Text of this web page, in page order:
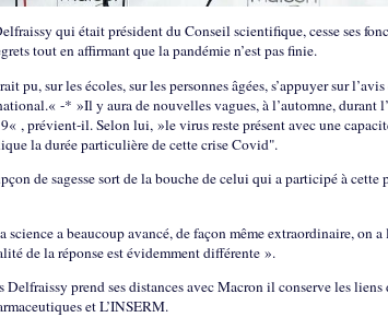
qui était président du Conseil scientifique, cesse ses
tout en affirmant que la pandémie n’est pas finie.
pu, sur les écoles, sur les personnes âgées, s’appuyer sur
-* »Il y aura de nouvelles vagues, à l’automne, durant
, prévient-il. Selon lui, »le virus reste présent avec une
la durée particulière de cette crise Covid".
de sagesse sort de la bouche de celui qui a participé à
science a beaucoup avancé, de façon même extraordinaire, on
de la réponse est évidemment différente ».
Delfraissy prend ses distances avec Macron il conserve les
et L’INSERM.